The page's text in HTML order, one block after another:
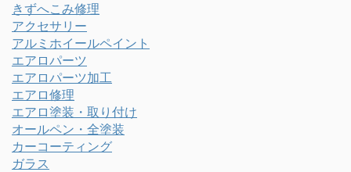
きずへこみ修理
アクセサリー
アルミホイールペイント
エアロパーツ
エアロパーツ加工
エアロ修理
エアロ塗装・取り付け
オールペン・全塗装
カーコーティング
ガラス